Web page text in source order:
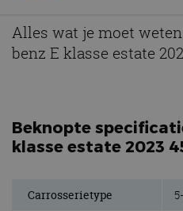
Alles wat je moet
benz E klasse estate
Beknopte
klasse estate 2023
Carrosserietype